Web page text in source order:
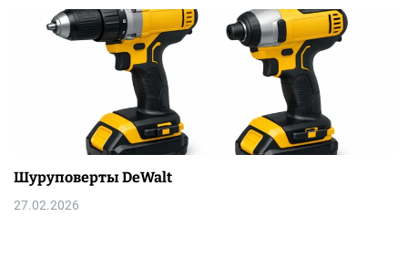
Шуруповерты DeWalt
27.02.2026